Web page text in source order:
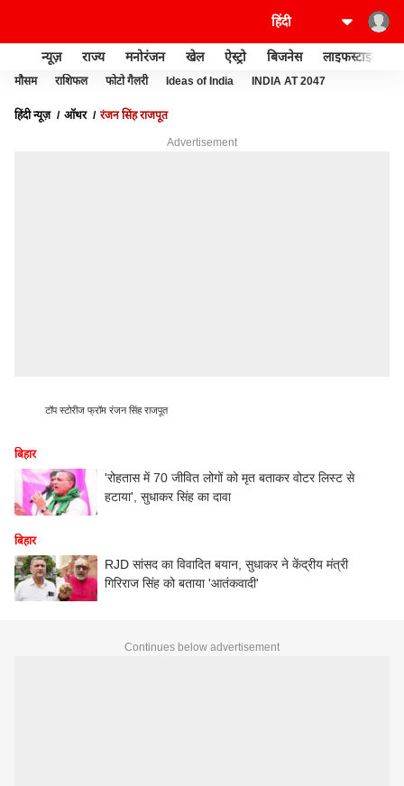
न्यूज़ राज्य मनोरंजन खेल ऐस्ट्रो बिजनेस लाइफस्टाइल
मौसम राशिफल फोटो गैलरी Ideas of India INDIA AT 2047
हिंदी न्यूज़ ऑथर रंजन सिंह राजपूत
Advertisement
टॉप स्टोरीज फ्रॉम रंजन सिंह राजपूत
बिहार
'रोहतास में 70 जीवित लोगों को मृत बताकर वोटर लिस्ट से
हटाया', सुधाकर सिंह का दावा
बिहार
RJD सांसद का विवादित बयान, सुधाकर ने केंद्रीय मंत्री
गिरिराज सिंह को बताया 'आतंकवादी'
Continues below advertisement